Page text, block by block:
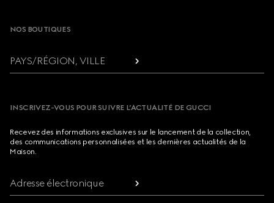
NOS BOUTIQUES
PAYS/RÉGION, VILLE
INSCRIVEZ-VOUS POUR SUIVRE L’ACTUALITÉ DE GUCCI
Recevez des informations exclusives sur le lancement de la collection,
des communications personnalisées et les dernières actualités de la
Maison.
Adresse électronique